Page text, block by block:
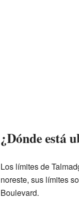
¿Dónde está
Los límites de
noreste, sus límites
Boulevard.